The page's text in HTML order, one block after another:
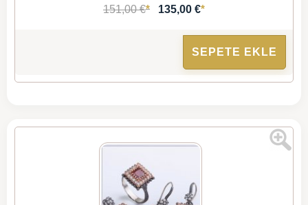
151,00 €* 135,00 €*
SEPETE EKLE